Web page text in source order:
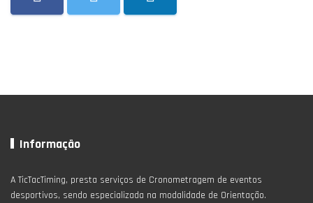
Informação
A TicTacTiming, presta serviços de Cronometragem de eventos
desportivos, sendo especializada na modalidade de Orientação.